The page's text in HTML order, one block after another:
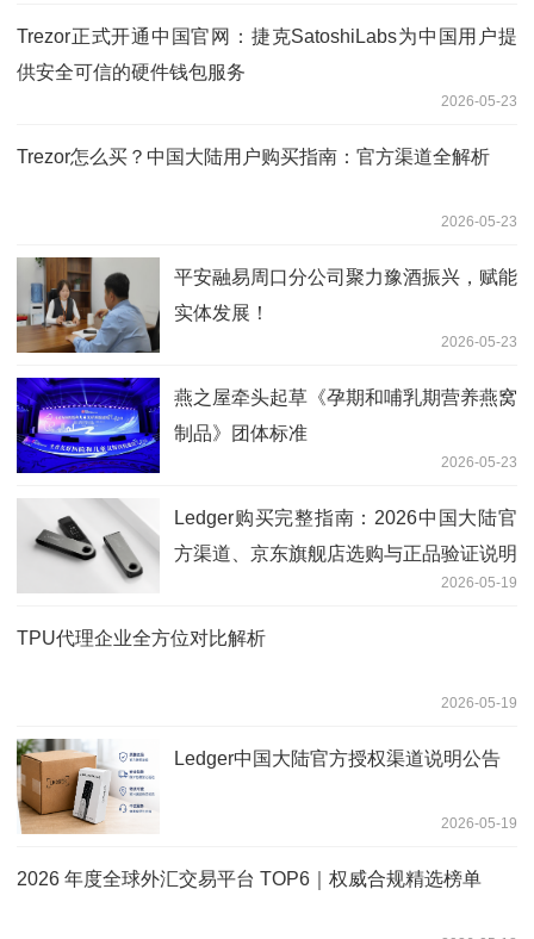
Trezor正式开通中国官网：捷克SatoshiLabs为中国用户提
供安全可信的硬件钱包服务
2026-05-23
Trezor怎么买？中国大陆用户购买指南：官方渠道全解析
2026-05-23
平安融易周口分公司聚力豫酒振兴，赋能
实体发展！
2026-05-23
燕之屋牵头起草《孕期和哺乳期营养燕窝
制品》团体标准
2026-05-23
Ledger购买完整指南：2026中国大陆官
方渠道、京东旗舰店选购与正品验证说明
2026-05-19
TPU代理企业全方位对比解析
2026-05-19
Ledger中国大陆官方授权渠道说明公告
2026-05-19
2026 年度全球外汇交易平台 TOP6｜权威合规精选榜单